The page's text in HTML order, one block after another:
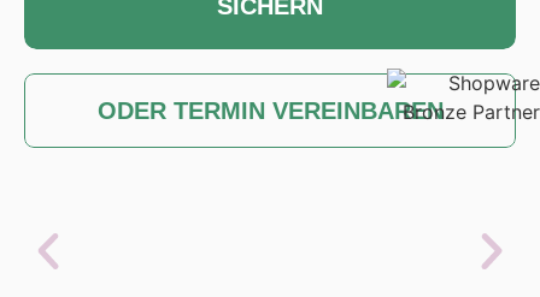
SICHERN
ODER TERMIN VEREINBAREN